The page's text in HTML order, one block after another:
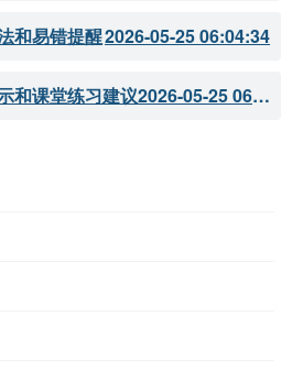
和易错提醒2026-05-25 06:04:34
和课堂练习建议 2026-05-25 06:04:33